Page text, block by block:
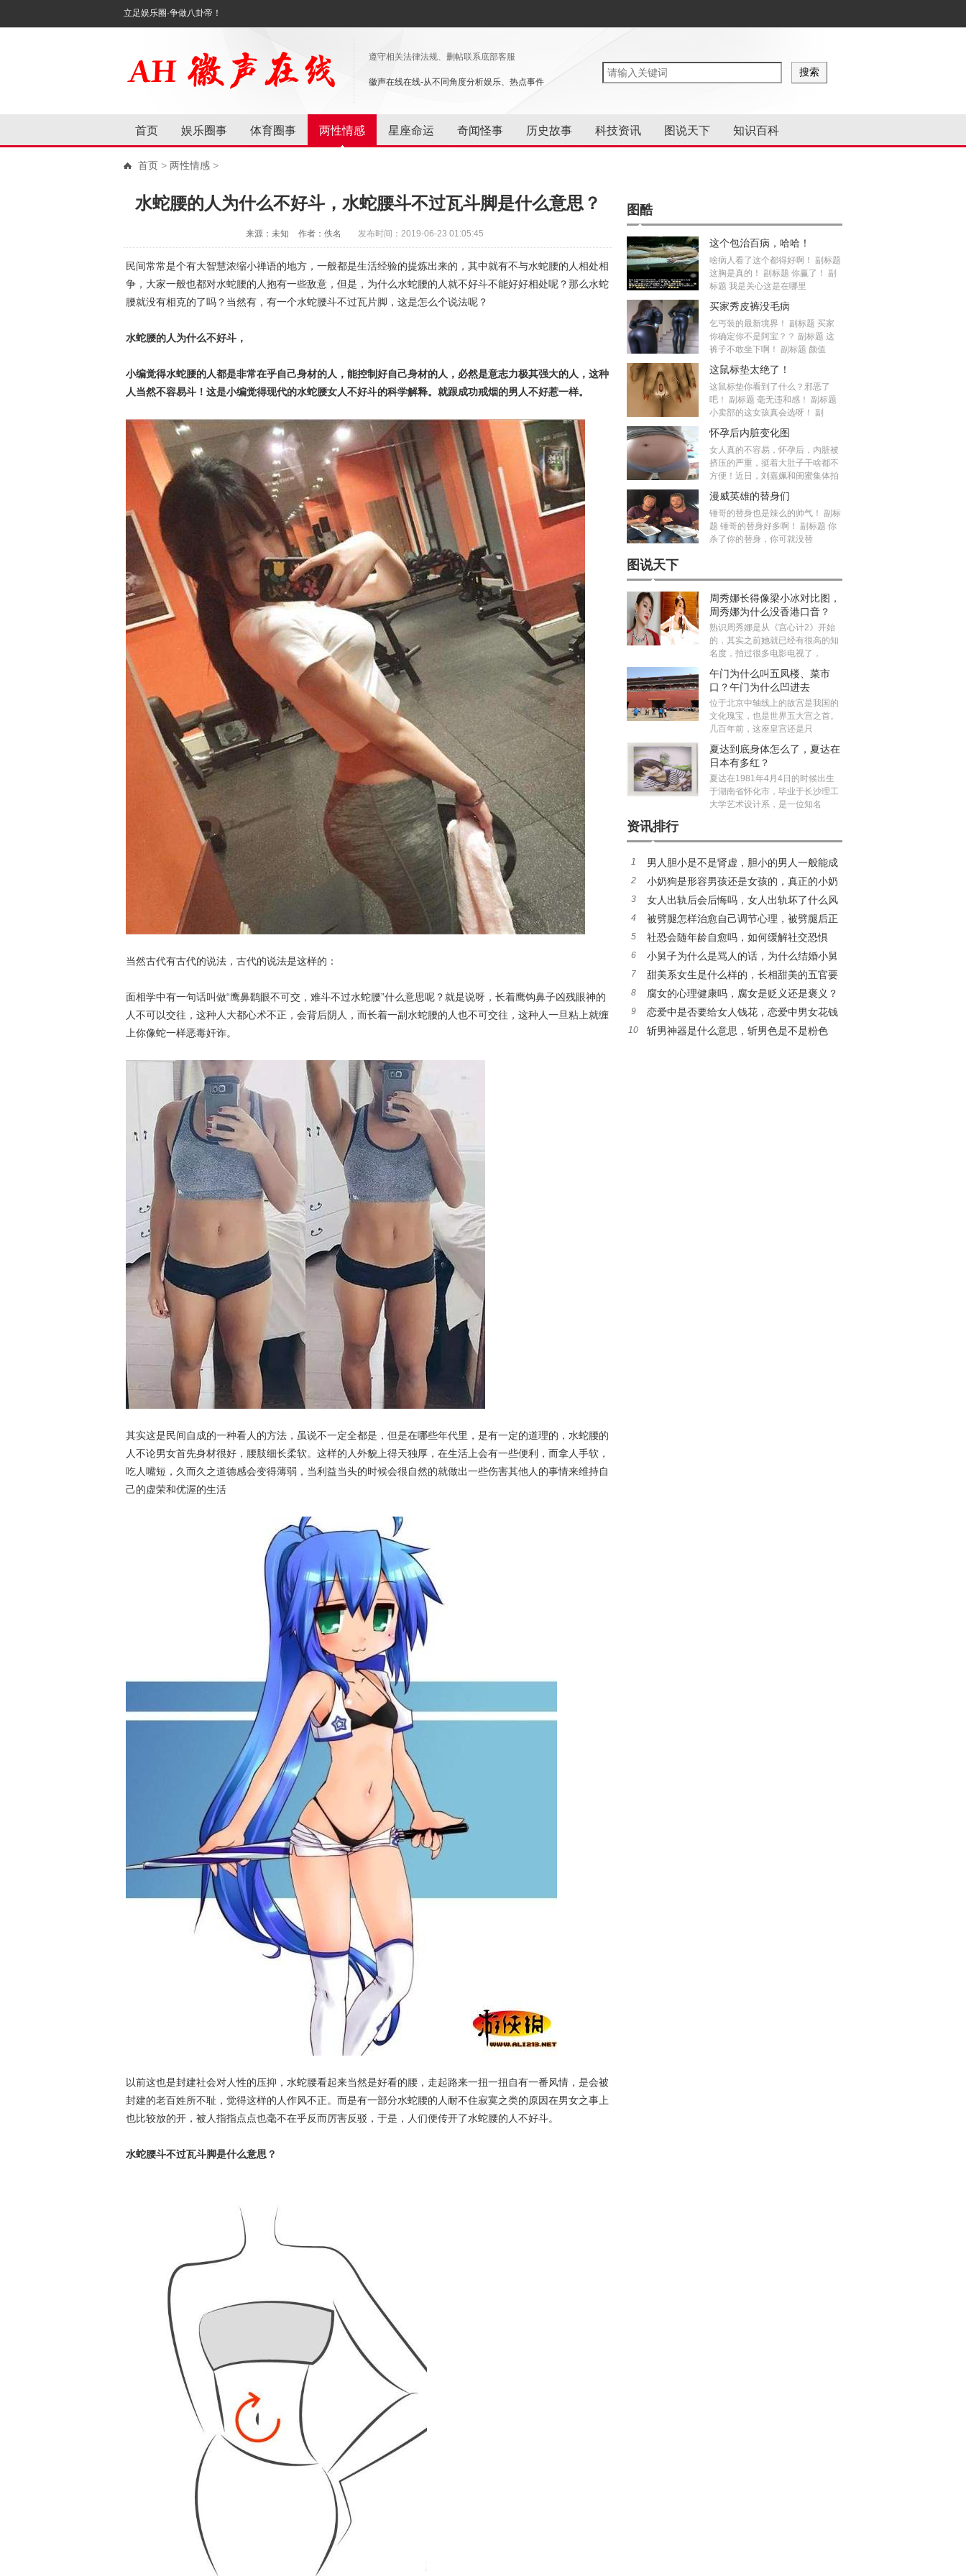
立足娱乐圈·争做八卦帝！
遵守相关法律法规、删帖联系底部客服
徽声在线在线-从不同角度分析娱乐、热点事件
首页 娱乐圈事 体育圈事 两性情感 星座命运 奇闻怪事 历史故事 科技资讯 图说天下 知识百科
首页 > 两性情感 >
水蛇腰的人为什么不好斗，水蛇腰斗不过瓦斗脚是什么意思？
来源：未知 作者：佚名 发布时间：2019-06-23 01:05:45
民间常常是个有大智慧浓缩小禅语的地方，一般都是生活经验的提炼出来的，其中就有不与水蛇腰的人相处相
争，大家一般也都对水蛇腰的人抱有一些敌意，但是，为什么水蛇腰的人就不好斗不能好好相处呢？那么水蛇
腰就没有相克的了吗？当然有，有一个水蛇腰斗不过瓦片脚，这是怎么个说法呢？
水蛇腰的人为什么不好斗，
小编觉得水蛇腰的人都是非常在乎自己身材的人，能控制好自己身材的人，必然是意志力极其强大的人，这种
人当然不容易斗！这是小编觉得现代的水蛇腰女人不好斗的科学解释。就跟成功戒烟的男人不好惹一样。
当然古代有古代的说法，古代的说法是这样的：
面相学中有一句话叫做“鹰鼻鹞眼不可交，难斗不过水蛇腰”什么意思呢？就是说呀，长着鹰钩鼻子凶残眼神的
人不可以交往，这种人大都心术不正，会背后阴人，而长着一副水蛇腰的人也不可交往，这种人一旦粘上就缠
上你像蛇一样恶毒奸诈。
其实这是民间自成的一种看人的方法，虽说不一定全都是，但是在哪些年代里，是有一定的道理的，水蛇腰的
人不论男女首先身材很好，腰肢细长柔软。这样的人外貌上得天独厚，在生活上会有一些便利，而拿人手软，
吃人嘴短，久而久之道德感会变得薄弱，当利益当头的时候会很自然的就做出一些伤害其他人的事情来维持自
己的虚荣和优渥的生活
以前这也是封建社会对人性的压抑，水蛇腰看起来当然是好看的腰，走起路来一扭一扭自有一番风情，是会被
封建的老百姓所不耻，觉得这样的人作风不正。而是有一部分水蛇腰的人耐不住寂寞之类的原因在男女之事上
也比较放的开，被人指指点点也毫不在乎反而厉害反驳，于是，人们便传开了水蛇腰的人不好斗。
水蛇腰斗不过瓦斗脚是什么意思？
图酷
这个包治百病，哈哈！
啥病人看了这个都得好啊！ 副标题
这胸是真的！ 副标题 你赢了！ 副
标题 我是关心这是在哪里
买家秀皮裤没毛病
乞丐装的最新境界！ 副标题 买家
你确定你不是阿宝？？ 副标题 这
裤子不敢坐下啊！ 副标题 颜值
这鼠标垫太绝了！
这鼠标垫你看到了什么？邪恶了
吧！ 副标题 毫无违和感！ 副标题
小卖部的这女孩真会选呀！ 副
怀孕后内脏变化图
女人真的不容易，怀孕后，内脏被
挤压的严重，挺着大肚子干啥都不
方便！近日，刘嘉姵和闺蜜集体拍
漫威英雄的替身们
锤哥的替身也是辣么的帅气！ 副标
题 锤哥的替身好多啊！ 副标题 你
杀了你的替身，你可就没替
图说天下
周秀娜长得像梁小冰对比图，
周秀娜为什么没香港口音？
熟识周秀娜是从《宫心计2》开始
的，其实之前她就已经有很高的知
名度，拍过很多电影电视了，
午门为什么叫五凤楼、菜市
口？午门为什么凹进去
位于北京中轴线上的故宫是我国的
文化瑰宝，也是世界五大宫之首。
几百年前，这座皇宫还是只
夏达到底身体怎么了，夏达在
日本有多红？
夏达在1981年4月4日的时候出生
于湖南省怀化市，毕业于长沙理工
大学艺术设计系，是一位知名
资讯排行
1
男人胆小是不是肾虚，胆小的男人一般能成
大事真的假的
2
小奶狗是形容男孩还是女孩的，真正的小奶
狗是什么样子？
3
女人出轨后会后悔吗，女人出轨坏了什么风
水？
4
被劈腿怎样治愈自己调节心理，被劈腿后正
确的做法介绍
5
社恐会随年龄自愈吗，如何缓解社交恐惧
症？
6
小舅子为什么是骂人的话，为什么结婚小舅
子最大？
7
甜美系女生是什么样的，长相甜美的五官要
求是怎样的？
8 腐女的心理健康吗，腐女是贬义还是褒义？
9
恋爱中是否要给女人钱花，恋爱中男女花钱
原则是怎样的？
10 斩男神器是什么意思，斩男色是不是粉色